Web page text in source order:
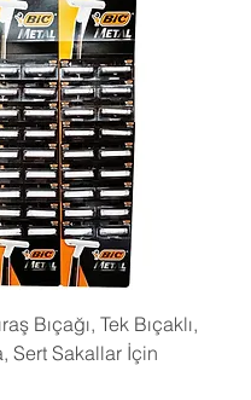
Bıçağı, Tek Bıçaklı,
Sert Sakallar İçin